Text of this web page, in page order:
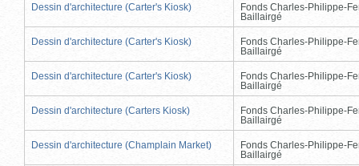
Dessin d'architecture (Carter's Kiosk)
Fonds Charles-Philippe-
Baillairgé
Dessin d'architecture (Carter's Kiosk)
Fonds Charles-Philippe-
Baillairgé
Dessin d'architecture (Carter's Kiosk)
Fonds Charles-Philippe-
Baillairgé
Dessin d'architecture (Carters Kiosk)
Fonds Charles-Philippe-
Baillairgé
Dessin d'architecture (Champlain Market)
Fonds Charles-Philippe-
Baillairgé